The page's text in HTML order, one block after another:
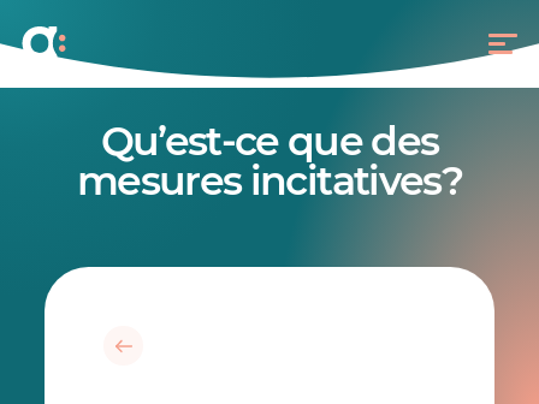
Qu’est-ce que des
mesures incitatives?